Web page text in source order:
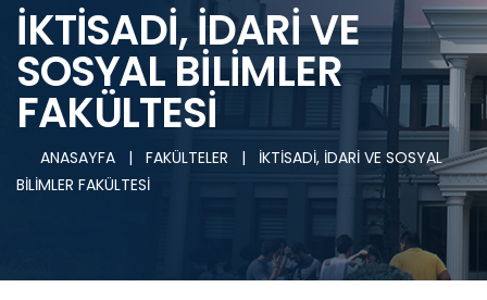
İKTİSADİ, İDARİ VE
SOSYAL BİLİMLER
FAKÜLTESİ
ANASAYFA | FAKÜLTELER |
İKTİSADİ, İDARİ VE SOSYAL
BİLİMLER FAKÜLTESİ